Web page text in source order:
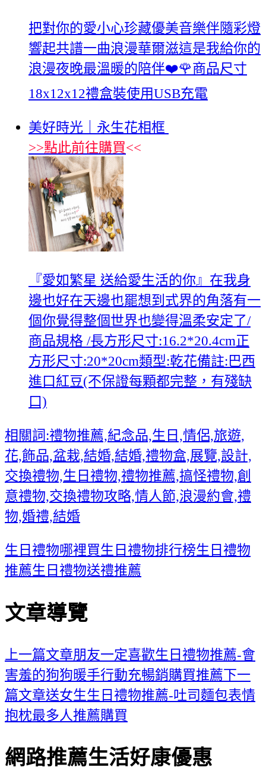
把對你的愛小心珍藏優美音樂伴隨彩燈
響起共譜一曲浪漫華爾滋這是我給你的
浪漫夜晚最溫暖的陪伴❤️🌹商品尺寸
18x12x12禮盒裝使用USB充電
美好時光｜永生花相框
>>點此前往購買<<
『愛如繁星 送給愛生活的你』在我身
邊也好在天邊也罷想到式界的角落有一
個你覺得整個世界也變得溫柔安定了/
商品規格 /長方形尺寸:16.2*20.4cm正
方形尺寸:20*20cm類型:乾花備註:巴西
進口紅豆(不保證每顆都完整，有殘缺
口)
相關詞:禮物推薦,紀念品,生日,情侶,旅遊,
花,飾品,盆栽,結婚,結婚,禮物盒,展覽,設計,
交換禮物,生日禮物,禮物推薦,搞怪禮物,創
意禮物,交換禮物攻略,情人節,浪漫約會,禮
物,婚禮,結婚
生日禮物哪裡買生日禮物排行榜生日禮物
推薦生日禮物送禮推薦
文章導覽
上一篇文章朋友一定喜歡生日禮物推薦-會
害羞的狗狗暖手行動充暢銷購買推薦下一
篇文章送女生生日禮物推薦-吐司麵包表情
抱枕最多人推薦購買
網路推薦生活好康優惠